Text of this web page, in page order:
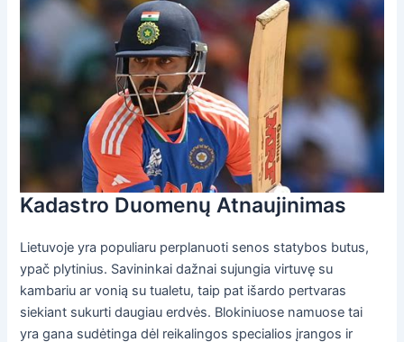
Kadastro Duomenų Atnaujinimas
Lietuvoje yra populiaru perplanuoti senos statybos butus,
ypač plytinius. Savininkai dažnai sujungia virtuvę su
kambariu ar vonią su tualetu, taip pat išardo pertvaras
siekiant sukurti daugiau erdvės. Blokiniuose namuose tai
yra gana sudėtinga dėl reikalingos specialios įrangos ir